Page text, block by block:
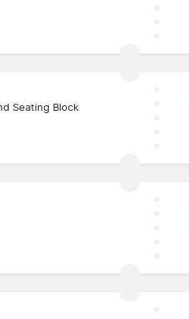
Seating Block